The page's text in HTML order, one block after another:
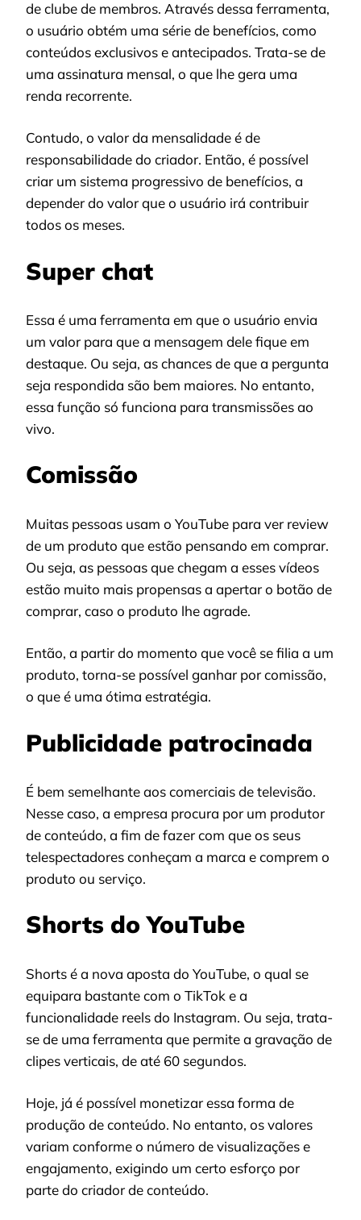
de clube de membros. Através dessa ferramenta,
o usuário obtém uma série de benefícios, como
conteúdos exclusivos e antecipados. Trata-se de
uma assinatura mensal, o que lhe gera uma
renda recorrente.
Contudo, o valor da mensalidade é de
responsabilidade do criador. Então, é possível
criar um sistema progressivo de benefícios, a
depender do valor que o usuário irá contribuir
todos os meses.
Super chat
Essa é uma ferramenta em que o usuário envia
um valor para que a mensagem dele fique em
destaque. Ou seja, as chances de que a pergunta
seja respondida são bem maiores. No entanto,
essa função só funciona para transmissões ao
vivo.
Comissão
Muitas pessoas usam o YouTube para ver review
de um produto que estão pensando em comprar.
Ou seja, as pessoas que chegam a esses vídeos
estão muito mais propensas a apertar o botão de
comprar, caso o produto lhe agrade.
Então, a partir do momento que você se filia a um
produto, torna-se possível ganhar por comissão,
o que é uma ótima estratégia.
Publicidade patrocinada
É bem semelhante aos comerciais de televisão.
Nesse caso, a empresa procura por um produtor
de conteúdo, a fim de fazer com que os seus
telespectadores conheçam a marca e comprem o
produto ou serviço.
Shorts do YouTube
Shorts é a nova aposta do YouTube, o qual se
equipara bastante com o TikTok e a
funcionalidade reels do Instagram. Ou seja, trata-
se de uma ferramenta que permite a gravação de
clipes verticais, de até 60 segundos.
Hoje, já é possível monetizar essa forma de
produção de conteúdo. No entanto, os valores
variam conforme o número de visualizações e
engajamento, exigindo um certo esforço por
parte do criador de conteúdo.